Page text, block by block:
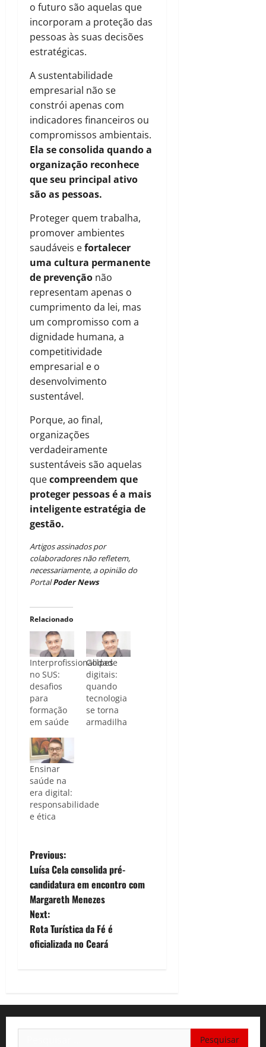
o futuro são aquelas que
incorporam a proteção das
pessoas às suas decisões
estratégicas.
A sustentabilidade
empresarial não se
constrói apenas com
indicadores financeiros ou
compromissos ambientais.
Ela se consolida quando a
organização reconhece
que seu principal ativo
são as pessoas.
Proteger quem trabalha,
promover ambientes
saudáveis efortalecer
uma cultura permanente
de prevenção não
representam apenas o
cumprimento da lei, mas
um compromisso com a
dignidade humana, a
competitividade
empresarial e o
desenvolvimento
sustentável.
Porque, ao final,
organizações
verdadeiramente
sustentáveis são aquelas
quecompreendem que
proteger pessoas é a mais
inteligente estratégia de
gestão.
Artigos assinados por
colaboradores não refletem,
necessariamente, a opinião do
PortalPoder News
Relacionado
Interprofissionalidade
no SUS:
desafios
para
formação
em saúde
Golpes
digitais:
quando
tecnologia
se torna
armadilha
Ensinar
saúde na
era digital:
responsabilidade
e ética
P
o
s
t
v
i
Previous:
Luísa Cela consolida pré-
candidatura em encontro com
Margareth Menezes
Next:
Rota Turística da Fé é
oficializada no Ceará